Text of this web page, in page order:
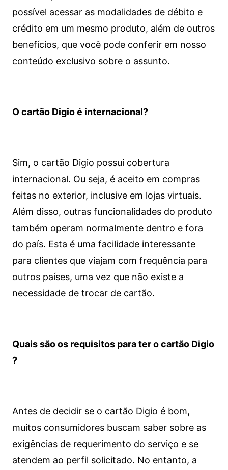
possível acessar as modalidades de débito e
crédito em um mesmo produto, além de outros
benefícios, que você pode conferir em nosso
conteúdo exclusivo sobre o assunto.
O cartão Digio é internacional?
Sim, o cartão Digio possui cobertura
internacional. Ou seja, é aceito em compras
feitas no exterior, inclusive em lojas virtuais.
Além disso, outras funcionalidades do produto
também operam normalmente dentro e fora
do país. Esta é uma facilidade interessante
para clientes que viajam com frequência para
outros países, uma vez que não existe a
necessidade de trocar de cartão.
Quais são os requisitos para ter o cartão Digio
?
Antes de decidir se o cartão Digio é bom,
muitos consumidores buscam saber sobre as
exigências de requerimento do serviço e se
atendem ao perfil solicitado. No entanto, a